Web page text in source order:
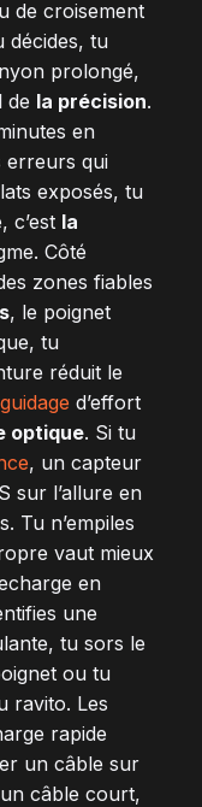
de croisement
décides, tu
prolongé,
de la précision.
en
erreurs qui
exposés, tu
c’est la
Côté
zones fiables
, le poignet
tu
réduit le
guidage d’effort
optique. Si tu
, un capteur
sur l’allure en
Tu n’empiles
vaut mieux
en
une
tu sors le
ou tu
ravito. Les
rapide
un câble sur
câble court,